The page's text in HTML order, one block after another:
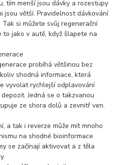
tím menší jsou dávky a rozestupy
jsou větší. Pravidelnost dávkování
si můžete svůj regenerační
to jako v autě, když šlapete na
probíhá většinou bez
shodná informace, která
vyvolat rychlejší odplavování
Jedná se o takzvanou
ze shora dolů a zevnitř ven.
a tak i reverze může mít mnoho
na shodné bioinformace.
se začínají aktivovat a z těla